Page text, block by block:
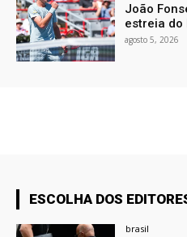
João
estreia do
agosto 5, 2026
ESCOLHA DOS
brasil